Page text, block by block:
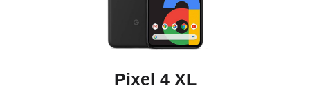
Pixel 4 XL